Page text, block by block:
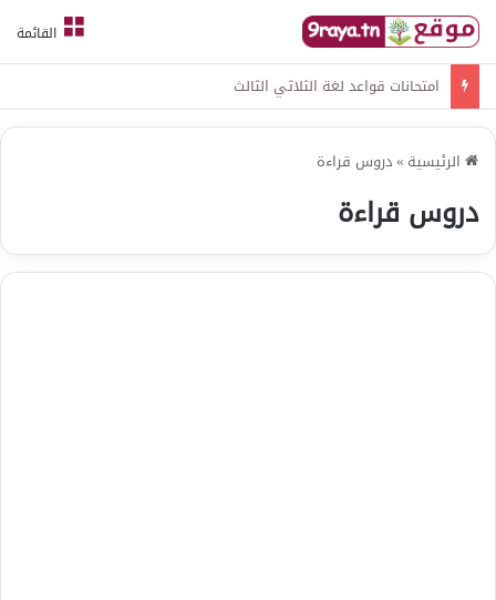
القائمة
امتحانات قواعد لغة الثلاثي الثالث
الرئيسية »دروس قراءة
دروس قراءة